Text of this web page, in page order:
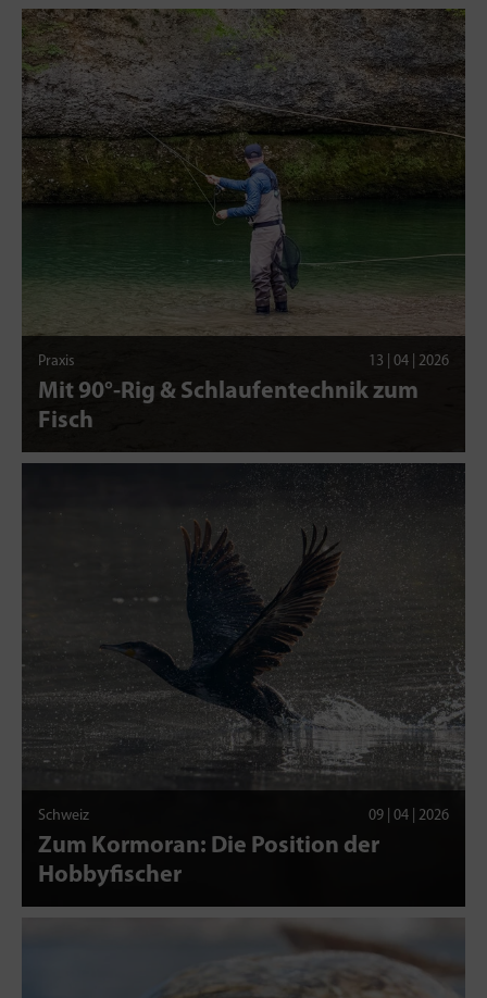
Praxis 13 | 04 | 2026
Mit 90°-Rig & Schlaufentechnik zum
Fisch
Schweiz 09 | 04 | 2026
Zum Kormoran: Die Position der
Hobbyfischer